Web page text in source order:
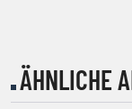
ÄHNLICHE